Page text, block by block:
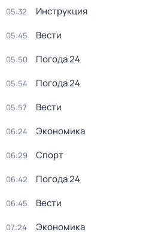
05:32 Инструкция
05:45 Вести
05:50 Погода 24
05:54 Погода 24
05:57 Вести
06:24 Экономика
06:29 Спорт
06:42 Погода 24
06:45 Вести
07:24 Экономика